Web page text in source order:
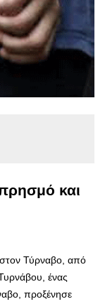
και
Τύρναβο, από
ένας
προξένησε